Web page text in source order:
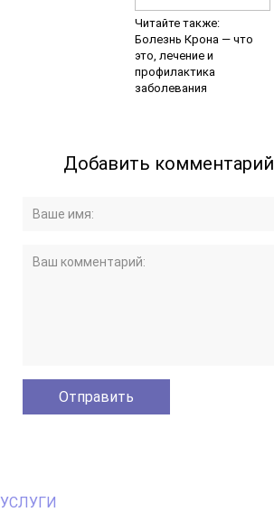
Читайте также:
Болезнь Крона — что
это, лечение и
профилактика
заболевания
Добавить комментарий
Primary
УСЛУГИ